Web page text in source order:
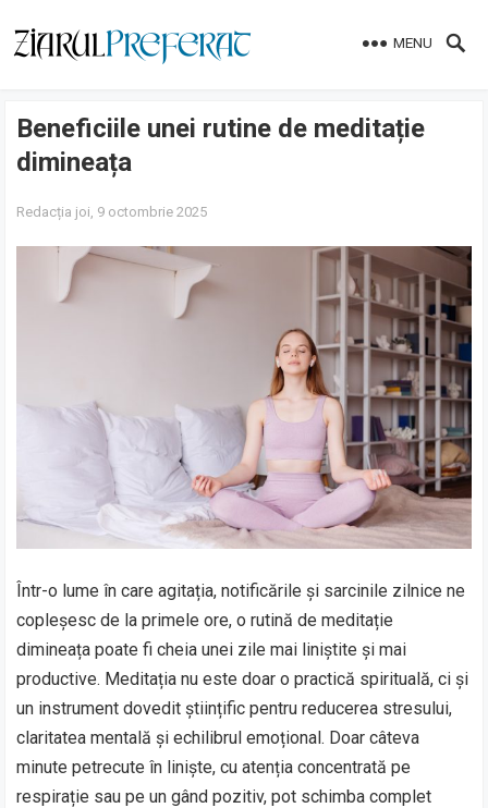
MENU
Beneficiile unei rutine de meditație
dimineața
Redacția joi, 9 octombrie 2025
Într-o lume în care agitația, notificările și sarcinile zilnice ne
copleșesc de la primele ore, o rutină de meditație
dimineața poate fi cheia unei zile mai liniștite și mai
productive. Meditația nu este doar o practică spirituală, ci și
un instrument dovedit științific pentru reducerea stresului,
claritatea mentală și echilibrul emoțional. Doar câteva
minute petrecute în liniște, cu atenția concentrată pe
respirație sau pe un gând pozitiv, pot schimba complet